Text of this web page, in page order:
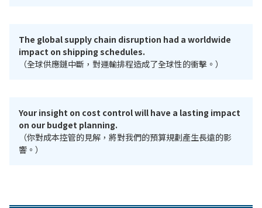
The global supply chain disruption had a worldwide
impact on shipping schedules.
（全球供應鏈中斷，對運輸排程造成了全球性的衝擊。）
Your insight on cost control will have a lasting impact
on our budget planning.
（你對成本控管的見解，將對我們的預算規劃產生長遠的影
響。）